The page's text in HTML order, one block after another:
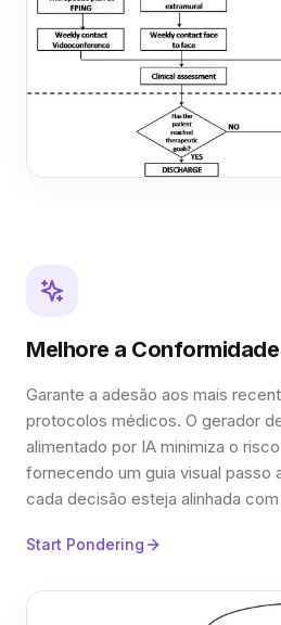
Melhore a
Garante a adesão aos mais
protocolos médicos. O gerador
alimentado por IA minimiza o
fornecendo um guia visual passo
cada decisão esteja alinhada
Start Pondering